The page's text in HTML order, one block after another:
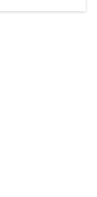
integrativer